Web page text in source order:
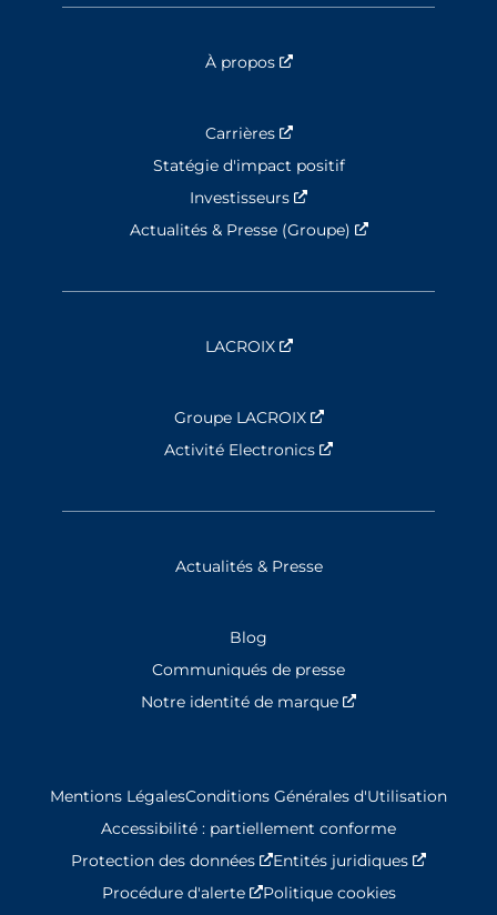
À propos Nouvelle fenêtre
Carrières
Nouvelle fenêtre
Statégie d'impact positif
Investisseurs
Actualités & Presse (Groupe)
Nouvelle fenêtre
LACROIX Nouvelle fenêtre
Groupe LACROIX
Nouvelle fenêtre
Activité Electronics
Actualités & Presse
Blog
Communiqués de presse
Notre identité de marque
Mentions LégalesConditions Générales d'Utilisation
Accessibilité : partiellement conforme
Protection des données
Nouvelle fenêtre
Entités juridiques
Procédure d'alerte
Nouvelle fenêtre
Politique cookies